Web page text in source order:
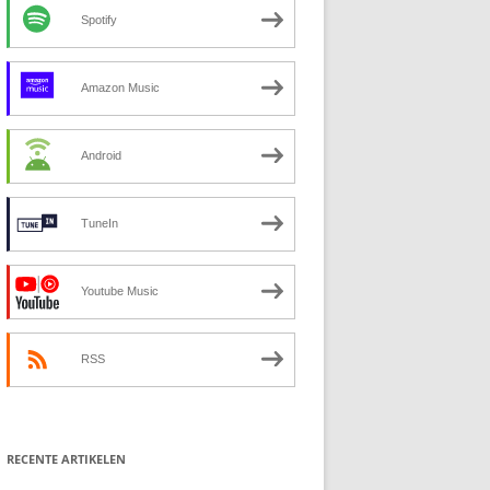
Spotify
Amazon Music
Android
TuneIn
Youtube Music
RSS
RECENTE ARTIKELEN